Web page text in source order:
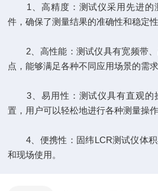
1、高精度：测试仪采用先进的
件，确保了测量结果的准确性和稳定性
2、高性能：测试仪具有宽频带、
点，能够满足各种不同应用场景的需求
3、易用性：测试仪具有直观的
置，用户可以轻松地进行各种测量操作
4、便携性：固纬LCR测试仪体积
和现场使用。